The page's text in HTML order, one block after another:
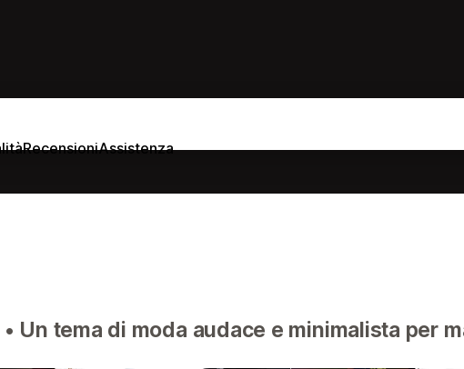
RecensioniAssistenza
• Un tema di moda audace e minimalista per